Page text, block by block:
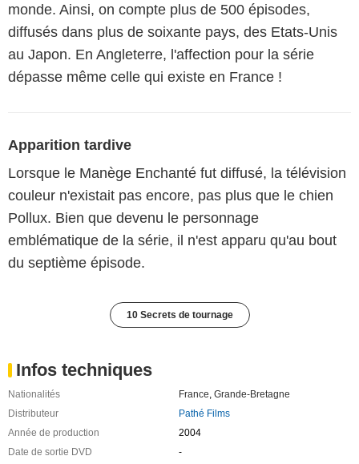
monde. Ainsi, on compte plus de 500 épisodes,
diffusés dans plus de soixante pays, des Etats-Unis
au Japon. En Angleterre, l'affection pour la série
dépasse même celle qui existe en France !
Apparition tardive
Lorsque le Manège Enchanté fut diffusé, la télévision
couleur n'existait pas encore, pas plus que le chien
Pollux. Bien que devenu le personnage
emblématique de la série, il n'est apparu qu'au bout
du septième épisode.
10 Secrets de tournage
Infos techniques
Nationalités France, Grande-Bretagne
Distributeur
Pathé Films
Année de production
2004
Date de sortie DVD
-